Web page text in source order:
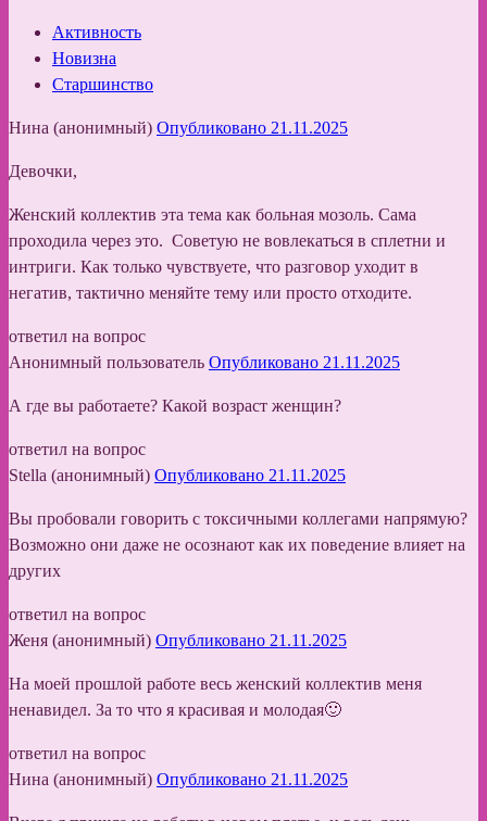
Активность
Новизна
Старшинство
Нина (анонимный) Опубликовано 21.11.2025
Девочки,
Женский коллектив эта тема как больная мозоль. Сама
проходила через это. Советую не вовлекаться в сплетни и
интриги. Как только чувствуете, что разговор уходит в
негатив, тактично меняйте тему или просто отходите.
ответил на вопрос
Анонимный пользователь Опубликовано 21.11.2025
А где вы работаете? Какой возраст женщин?
ответил на вопрос
Stella (анонимный) Опубликовано 21.11.2025
Вы пробовали говорить с токсичными коллегами напрямую?
Возможно они даже не осознают как их поведение влияет на
других
ответил на вопрос
Женя (анонимный) Опубликовано 21.11.2025
На моей прошлой работе весь женский коллектив меня
ненавидел. За то что я красивая и молодая🙂
ответил на вопрос
Нина (анонимный) Опубликовано 21.11.2025